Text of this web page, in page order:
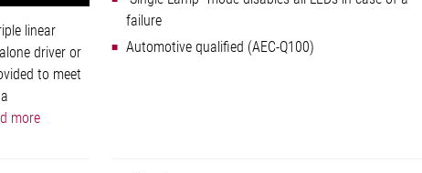
linear
driver or
to meet
more
failure
Automotive qualified (AEC-Q100)